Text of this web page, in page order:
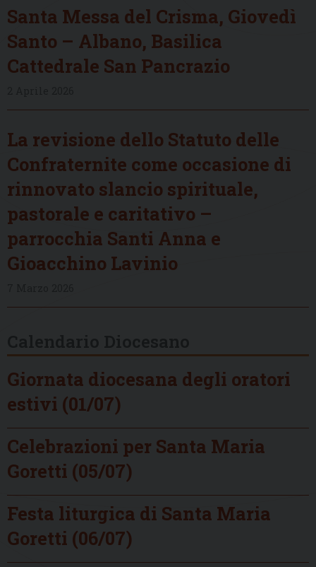
Santa Messa del Crisma, Giovedì
Santo – Albano, Basilica
Cattedrale San Pancrazio
La revisione dello Statuto delle
Confraternite come occasione di
rinnovato slancio spirituale,
pastorale e caritativo –
parrocchia Santi Anna e
Gioacchino Lavinio
Giornata diocesana degli oratori
estivi (01/07)
Celebrazioni per Santa Maria
Goretti (05/07)
Festa liturgica di Santa Maria
Goretti (06/07)